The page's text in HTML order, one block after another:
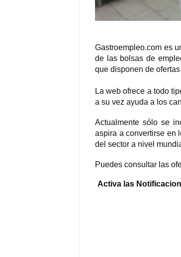
Gastroempleo.com es
de las bolsas de
que disponen de
La web ofrece a todo
a su vez ayuda a los
Actualmente sólo se
aspira a convertirse en
del sector a nivel
Puedes consultar las
Activa las